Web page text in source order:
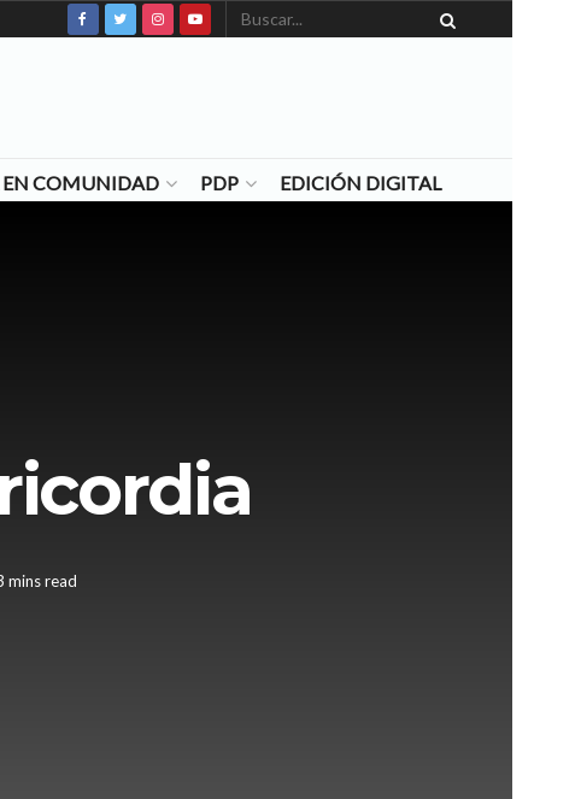
EN COMUNIDAD PDP EDICIÓN DIGITAL
mins read